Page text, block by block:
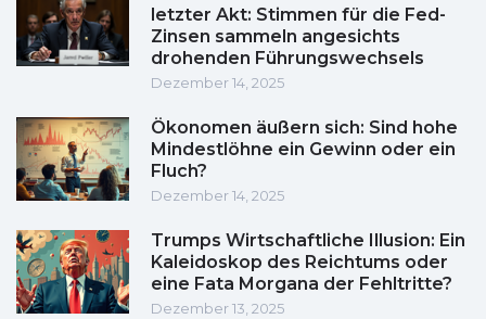
letzter Akt: Stimmen für die Fed-
Zinsen sammeln angesichts
drohenden Führungswechsels
Dezember 14, 2025
Ökonomen äußern sich: Sind hohe
Mindestlöhne ein Gewinn oder ein
Fluch?
Dezember 14, 2025
Trumps Wirtschaftliche Illusion: Ein
Kaleidoskop des Reichtums oder
eine Fata Morgana der Fehltritte?
Dezember 13, 2025